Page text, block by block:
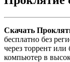
Скачать
бесплатно без
через торрент
компьютер в